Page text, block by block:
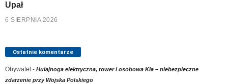
Upał
6 SIERPNIA 2026
Ostatnie komentarze
Obywatel - Hulajnoga elektryczna, rower i osobowa Kia – niebezpieczne
zdarzenie przy Wojska Polskiego